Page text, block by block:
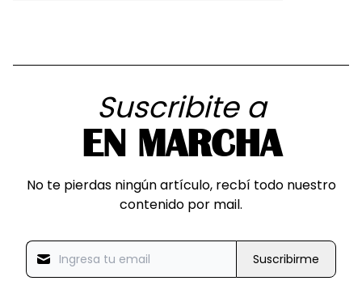
Suscribite a
EN MARCHA
No te pierdas ningún artículo, recbí todo nuestro
contenido por mail.
Suscribirme